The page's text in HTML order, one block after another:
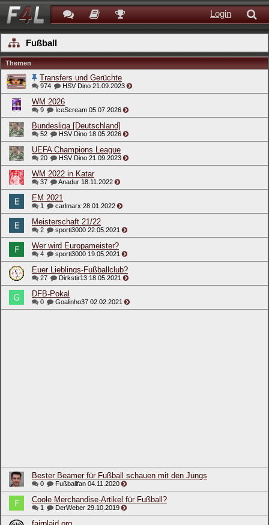
Login
Fußball
Themen
Transfers und Gerüchte
974 HSV Dino 21.09.2023
WM 2026
9 IceScream 05.07.2026
Bundesliga [Deutschland]
52 HSV Dino 18.05.2026
UEFA Champions League
20 HSV Dino 21.09.2023
WM 2022 in Katar
37 Anadur 18.11.2022
EM 2021
1 carlmarx 28.01.2022
Meisterschaft 21/22
2 sporti3000 22.05.2021
Wer wird Europameister?
4 sporti3000 19.05.2021
Euer Lieblings-Fußballclub?
27 Dirkstir13 18.05.2021
DFB-Pokal
0 Goalinho37 02.02.2021
Bester Beamer für Fußball schauen mit den Jungs
0 Fußballfan 04.11.2020
Coole Merchandise-Artikel für Fußball?
1 DerWeber 29.10.2019